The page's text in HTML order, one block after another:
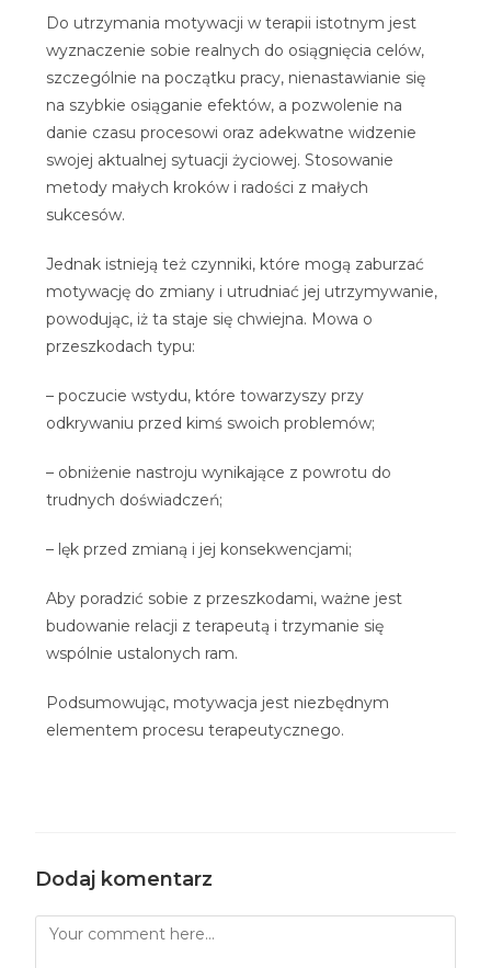
Do utrzymania motywacji w terapii istotnym jest
wyznaczenie sobie realnych do osiągnięcia celów,
szczególnie na początku pracy, nienastawianie się
na szybkie osiąganie efektów, a pozwolenie na
danie czasu procesowi oraz adekwatne widzenie
swojej aktualnej sytuacji życiowej. Stosowanie
metody małych kroków i radości z małych
sukcesów.
Jednak istnieją też czynniki, które mogą zaburzać
motywację do zmiany i utrudniać jej utrzymywanie,
powodując, iż ta staje się chwiejna. Mowa o
przeszkodach typu:
– poczucie wstydu, które towarzyszy przy
odkrywaniu przed kimś swoich problemów;
– obniżenie nastroju wynikające z powrotu do
trudnych doświadczeń;
– lęk przed zmianą i jej konsekwencjami;
Aby poradzić sobie z przeszkodami, ważne jest
budowanie relacji z terapeutą i trzymanie się
wspólnie ustalonych ram.
Podsumowując, motywacja jest niezbędnym
elementem procesu terapeutycznego.
Dodaj komentarz